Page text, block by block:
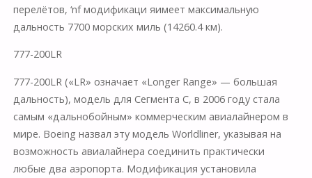
перелётов, ‘nf модификаци яимеет максимальную
дальность 7700 морских миль (14260.4 км).
777-200LR
777-200LR («LR» означает «Longer Range» — большая
дальность), модель для Сегмента C, в 2006 году стала
самым «дальнобойным» коммерческим авиалайнером в
мире. Boeing назвал эту модель Worldliner, указывая на
возможность авиалайнера соединить практически
любые два аэропорта. Модификация установила